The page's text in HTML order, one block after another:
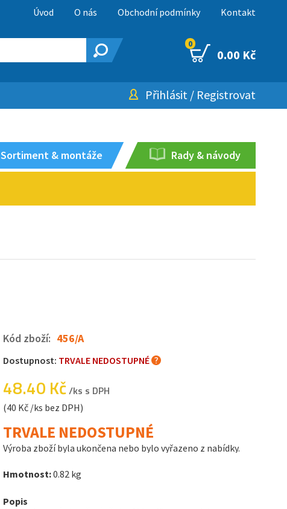
Úvod O nás Obchodní podmínky Kontakt
0
0.00 Kč
Přihlásit / Registrovat
Sortiment & montáže Rady & návody
Kód zboží: 456/A
Dostupnost: TRVALE NEDOSTUPNÉ
48.40 Kč/ks s DPH
(40 Kč /ks bez DPH)
TRVALE NEDOSTUPNÉ
Výroba zboží byla ukončena nebo bylo vyřazeno z nabídky.
Hmotnost:0.82 kg
Popis